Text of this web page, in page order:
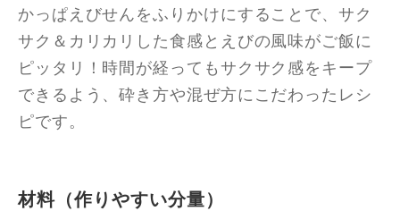
かっぱえびせんをふりかけにすることで、サク
サク＆カリカリした食感とえびの風味がご飯に
ピッタリ！時間が経ってもサクサク感をキープ
できるよう、砕き方や混ぜ方にこだわったレシ
ピです。
材料（作りやすい分量）